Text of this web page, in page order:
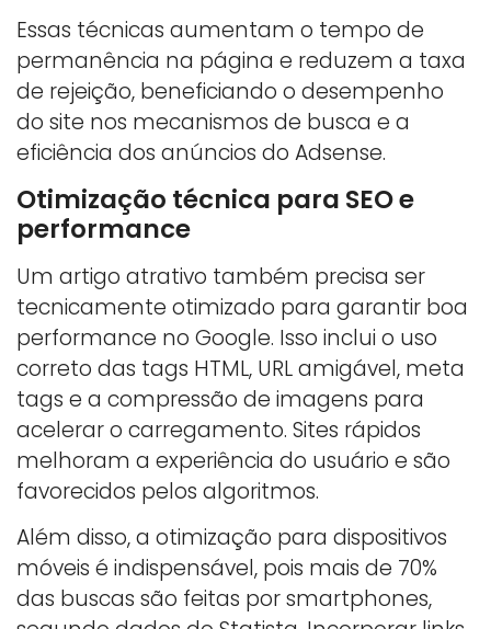
Essas técnicas aumentam o tempo de
permanência na página e reduzem a taxa
de rejeição, beneficiando o desempenho
do site nos mecanismos de busca e a
eficiência dos anúncios do Adsense.
Otimização técnica para SEO e
performance
Um artigo atrativo também precisa ser
tecnicamente otimizado para garantir boa
performance no Google. Isso inclui o uso
correto das tags HTML, URL amigável, meta
tags e a compressão de imagens para
acelerar o carregamento. Sites rápidos
melhoram a experiência do usuário e são
favorecidos pelos algoritmos.
Além disso, a otimização para dispositivos
móveis é indispensável, pois mais de 70%
das buscas são feitas por smartphones,